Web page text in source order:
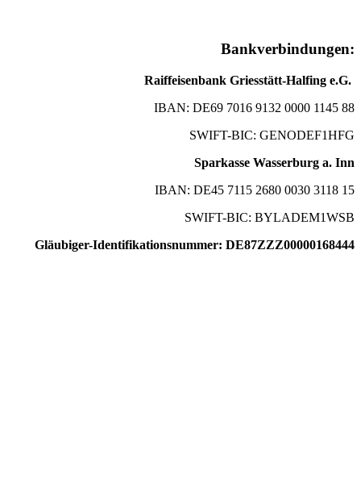
Bankverbindungen:
Raiffeisenbank Griesstätt-Halfing e.G.
IBAN: DE69 7016 9132 0000 1145 88
SWIFT-BIC: GENODEF1HFG
Sparkasse Wasserburg a. Inn
IBAN: DE45 7115 2680 0030 3118 15
SWIFT-BIC: BYLADEM1WSB
Gläubiger-Identifikationsnummer: DE87ZZZ00000168444